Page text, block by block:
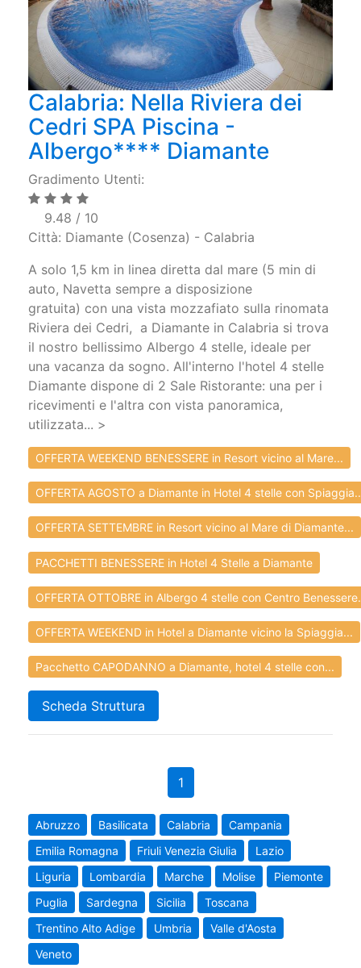
Calabria: Nella Riviera dei
Cedri SPA Piscina -
Albergo**** Diamante
Gradimento Utenti:
9.48 / 10
Città: Diamante (Cosenza) - Calabria
A solo 1,5 km in linea diretta dal mare (5 min di
auto, Navetta sempre a disposizione
gratuita) con una vista mozzafiato sulla rinomata
Riviera dei Cedri, a Diamante in Calabria si trova
il nostro bellissimo Albergo 4 stelle, ideale per
una vacanza da sogno. All'interno l'hotel 4 stelle
Diamante dispone di 2 Sale Ristorante: una per i
ricevimenti e l'altra con vista panoramica,
utilizzata... >
OFFERTA WEEKEND BENESSERE in Resort vicino al Mare...
OFFERTA AGOSTO a Diamante in Hotel 4 stelle con
OFFERTA SETTEMBRE in Resort vicino al Mare di Diamante...
PACCHETTI BENESSERE in Hotel 4 Stelle a Diamante
OFFERTA OTTOBRE in Albergo 4 stelle con Centro
OFFERTA WEEKEND in Hotel a Diamante vicino la Spiaggia...
Pacchetto CAPODANNO a Diamante, hotel 4 stelle con...
Scheda Struttura
1
Abruzzo Basilicata Calabria
Campania
Emilia Romagna
Friuli Venezia Giulia
Lazio
Liguria
Lombardia Marche Molise
Piemonte
Puglia
Sardegna Sicilia
Toscana
Trentino Alto Adige
Umbria
Valle d'Aosta
Veneto